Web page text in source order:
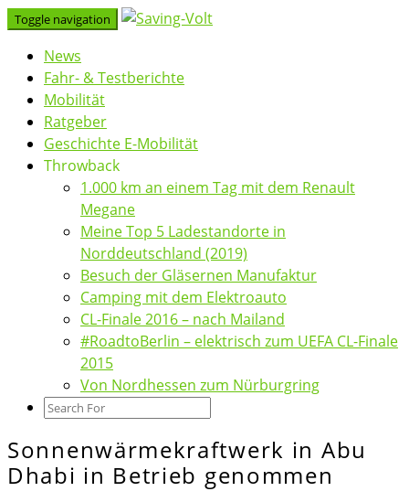
Skip
content
Toggle navigation
News
Fahr- & Testberichte
Mobilität
Ratgeber
Geschichte E-Mobilität
Throwback
1.000 km an einem Tag mit dem Renault
Megane
Meine Top 5 Ladestandorte in
Norddeutschland (2019)
Besuch der Gläsernen Manufaktur
Camping mit dem Elektroauto
CL-Finale 2016 – nach Mailand
#RoadtoBerlin – elektrisch zum UEFA CL-Finale
2015
Von Nordhessen zum Nürburgring
Search
Sonnenwärmekraftwerk
in
Sonnenwärmekraftwerk in Abu
Dhabi in Betrieb genommen